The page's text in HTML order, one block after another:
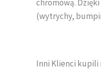
chromową.
(wytrychy,
Inni Klienci kupili